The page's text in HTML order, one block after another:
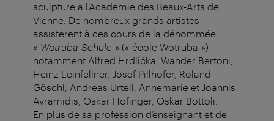
sculpture à l’Académie des Beaux-Arts de
Vienne. De nombreux grands artistes
assistèrent à ces cours de la dénommée
« Wotruba-Schule » (« école Wotruba ») –
notamment Alfred Hrdlička, Wander Bertoni,
Heinz Leinfellner, Josef Pillhofer, Roland
Göschl, Andreas Urteil, Annemarie et Joannis
Avramidis, Oskar Höfinger, Oskar Bottoli.
En plus de sa profession d’enseignant et de